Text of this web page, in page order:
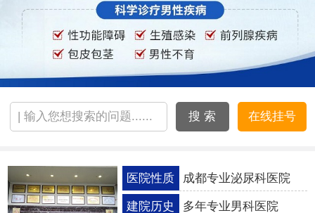
搜 索 在线挂号
医院性质 成都专业泌尿科医院
建院历史 多年专业男科医院